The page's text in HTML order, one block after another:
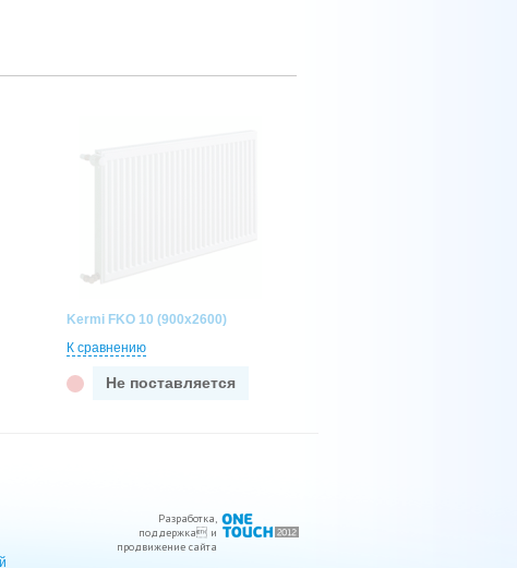
Kermi FKO 10 (900x2600)
К сравнению
Не поставляется
Разработка,
поддержка и
продвижение сайта